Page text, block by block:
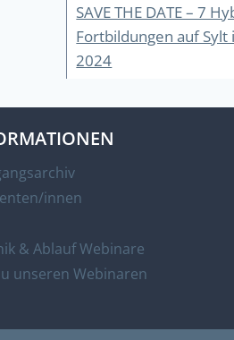
SAVE THE DATE – 7
Fortbildungen auf Sylt
2024
innen
& Ablauf Webinare
unseren Webinaren